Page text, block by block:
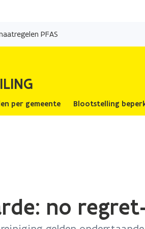
PFAS
per gemeente Blootstelling
no